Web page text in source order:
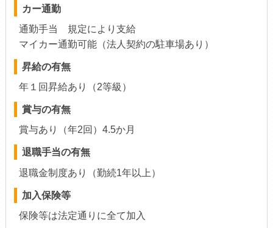
カー通勤
通勤手当 規定により支給
マイカー通勤可能（法人契約の駐車場あり）
昇給の有無
年１回昇給あり（2等級）
賞与の有無
賞与あり（年2回）4.5か月
退職手当の有無
退職金制度あり（勤続1年以上）
加入保険等
保険等は法定通りに全て加入